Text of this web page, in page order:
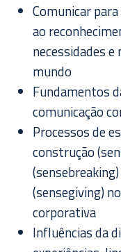
Comunicar
ao
necessidades
mundo
Fundamentos
comunicação
Processos de
construção
(sensegiving)
corporativa
Influências da